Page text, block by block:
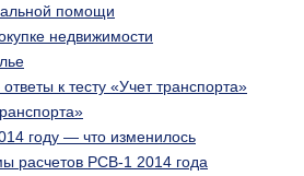
помощи
недвижимости
к тесту «Учет транспорта»
году — что изменилось
расчетов РСВ-1 2014 года